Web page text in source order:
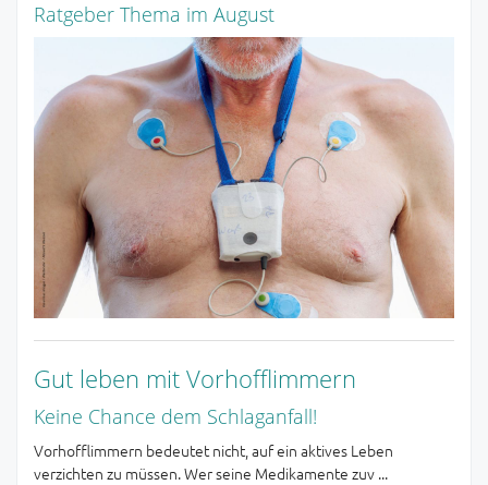
Ratgeber Thema im August
Gut leben mit Vorhofflimmern
Keine Chance dem Schlaganfall!
Vorhofflimmern bedeutet nicht, auf ein aktives Leben
verzichten zu müssen. Wer seine Medikamente zuv ...